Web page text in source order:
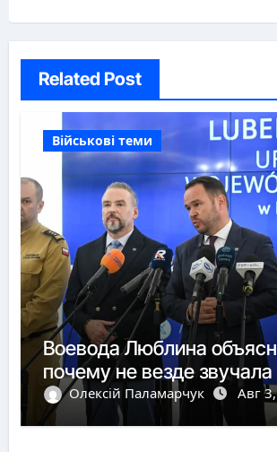
Related Post
Військові теми
Воевода Люблина
почему не везде звучала
Олексій Паламарчук Авг